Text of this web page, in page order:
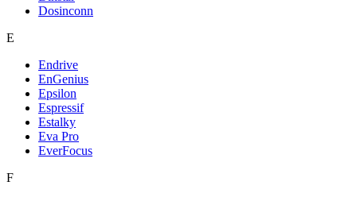
Dosinconn
E
Endrive
EnGenius
Epsilon
Espressif
Estalky
Eva Pro
EverFocus
F